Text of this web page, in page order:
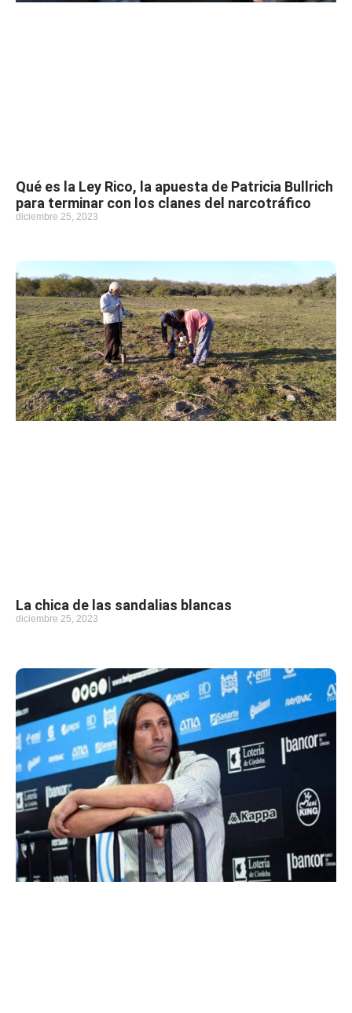
Qué es la Ley Rico, la apuesta de Patricia Bullrich
para terminar con los clanes del narcotráfico
diciembre 25, 2023
La chica de las sandalias blancas
diciembre 25, 2023